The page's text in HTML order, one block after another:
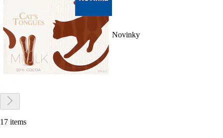
Novinky
17 items